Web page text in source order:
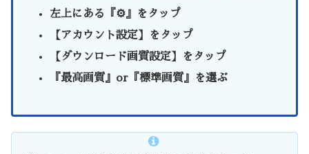
左上にある『⚙』をタップ
【アカウント設定】をタップ
【ダウンロード画質設定】をタップ
『最高画質』or『標準画質』を選ぶ